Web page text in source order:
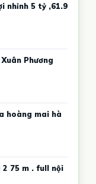
nhỉnh 5 tỷ ,61.9
Phương
hoàng mai hà
75 m . full nội